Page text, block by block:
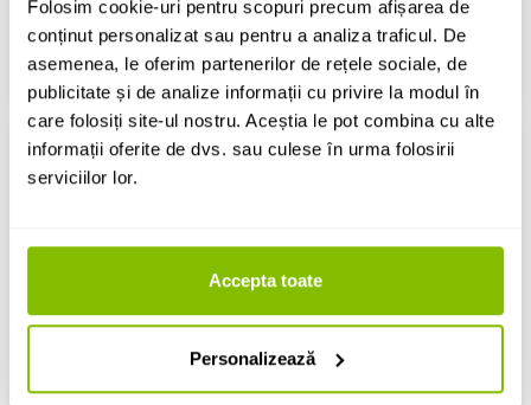
Folosim cookie-uri pentru scopuri precum afișarea de
conținut personalizat sau pentru a analiza traficul. De
asemenea, le oferim partenerilor de rețele sociale, de
publicitate și de analize informații cu privire la modul în
care folosiți site-ul nostru. Aceștia le pot combina cu alte
informații oferite de dvs. sau culese în urma folosirii
serviciilor lor.
Accepta toate
Personalizează
Disponibilitate: La Comanda
ADAUGA IN COS
Disponibilitate: La Comanda
ADAUGA IN COS
Rode RC1
257 Lei
Shure A4CC
96 Lei